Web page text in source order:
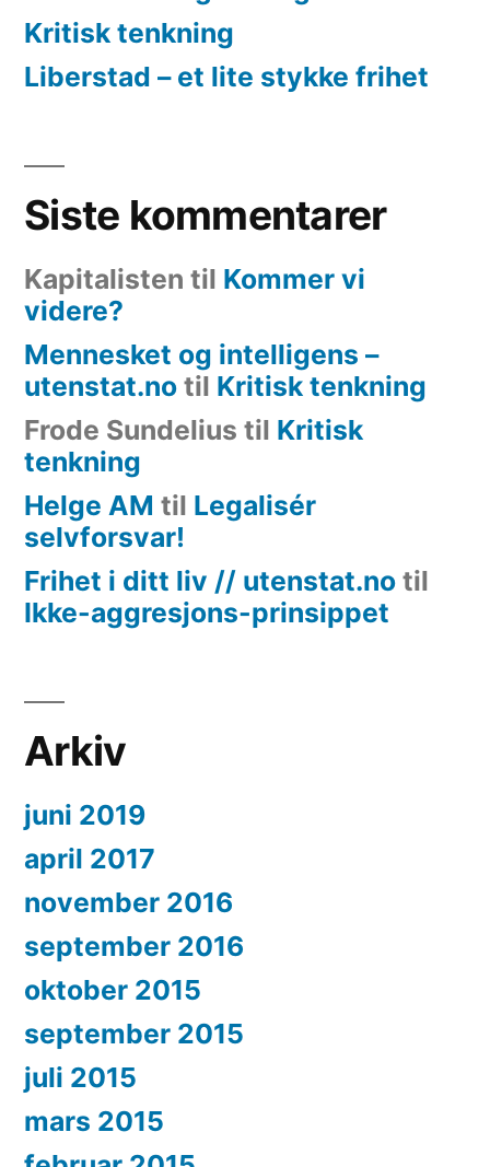
Kritisk tenkning
Liberstad – et lite stykke frihet
Siste kommentarer
Kapitalisten til Kommer vi
videre?
Mennesket og intelligens –
utenstat.no til Kritisk tenkning
Frode Sundelius til Kritisk
tenkning
Helge AM til Legalisér
selvforsvar!
Frihet i ditt liv // utenstat.no til
Ikke-aggresjons-prinsippet
Arkiv
juni 2019
april 2017
november 2016
september 2016
oktober 2015
september 2015
juli 2015
mars 2015